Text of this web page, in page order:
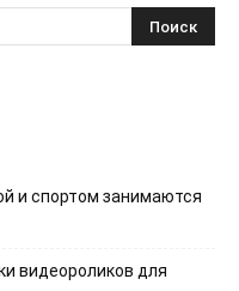
и спортом занимаются
видеороликов для